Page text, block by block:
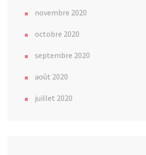
novembre 2020
octobre 2020
septembre 2020
août 2020
juillet 2020